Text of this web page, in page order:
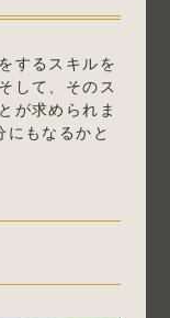
するスキルを
して、そのス
が求められま
にもなるかと